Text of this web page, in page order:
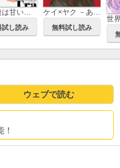
終電後は甘いキスして
試し読み
ケイ×ヤク －あぶない相棒－
無料試し読み
ウェブで読む